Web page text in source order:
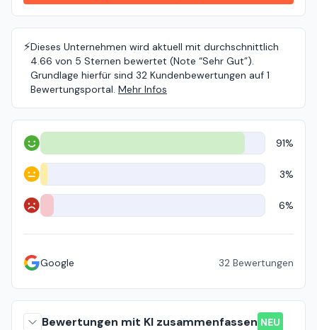
⚡️Dieses Unternehmen wird aktuell mit durchschnittlich
4.66 von 5 Sternen bewertet (Note “Sehr Gut”).
Grundlage hierfür sind 32 Kundenbewertungen auf 1
Bewertungsportal. Mehr Infos
Positiv 91%
Neutral 3%
Negativ 6%
Google 32 Bewertungen
Bewertungen mit KI zusammenfassen NEU